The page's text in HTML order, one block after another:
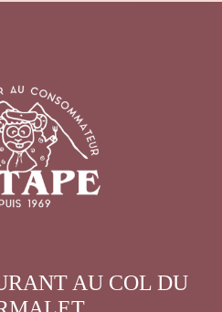
AU COL DU